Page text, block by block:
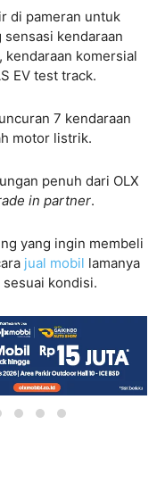
di pameran untuk
kendaraan
kendaraan komersial
EV test track.
7 kendaraan
motor listrik.
penuh dari OLX
in partner.
yang ingin membeli
jual mobil lamanya
kondisi.